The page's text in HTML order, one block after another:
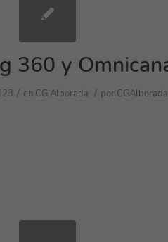
360 y
/ en CG Alborada / por CGAlborada